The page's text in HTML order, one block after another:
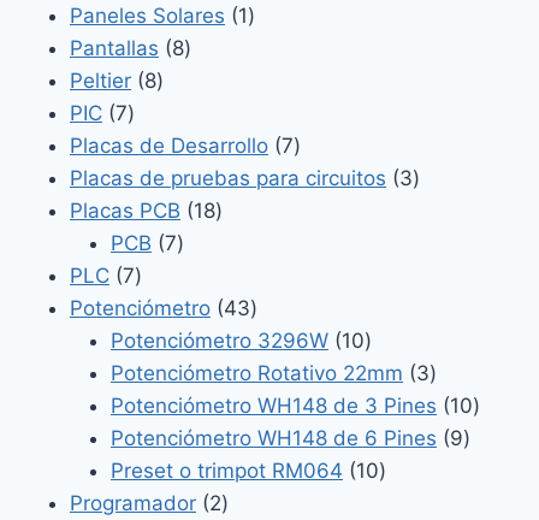
productos
Paneles Solares 11
Pantallas 88
Peltier 88
PIC 77
productos
Placas de Desarrollo 77
productos
Placas de pruebas para circuitos 33
Placas PCB 1818
PCB 77
PLC 77
productos
Potenciómetro 4343
productos
Potenciómetro 3296W 1010
productos
Potenciómetro Rotativo 22mm 33
productos
Potenciómetro WH148 de 3 Pines 1010
Potenciómetro WH148 de 6 Pines 99
Preset o trimpot RM064 1010
Programador 22